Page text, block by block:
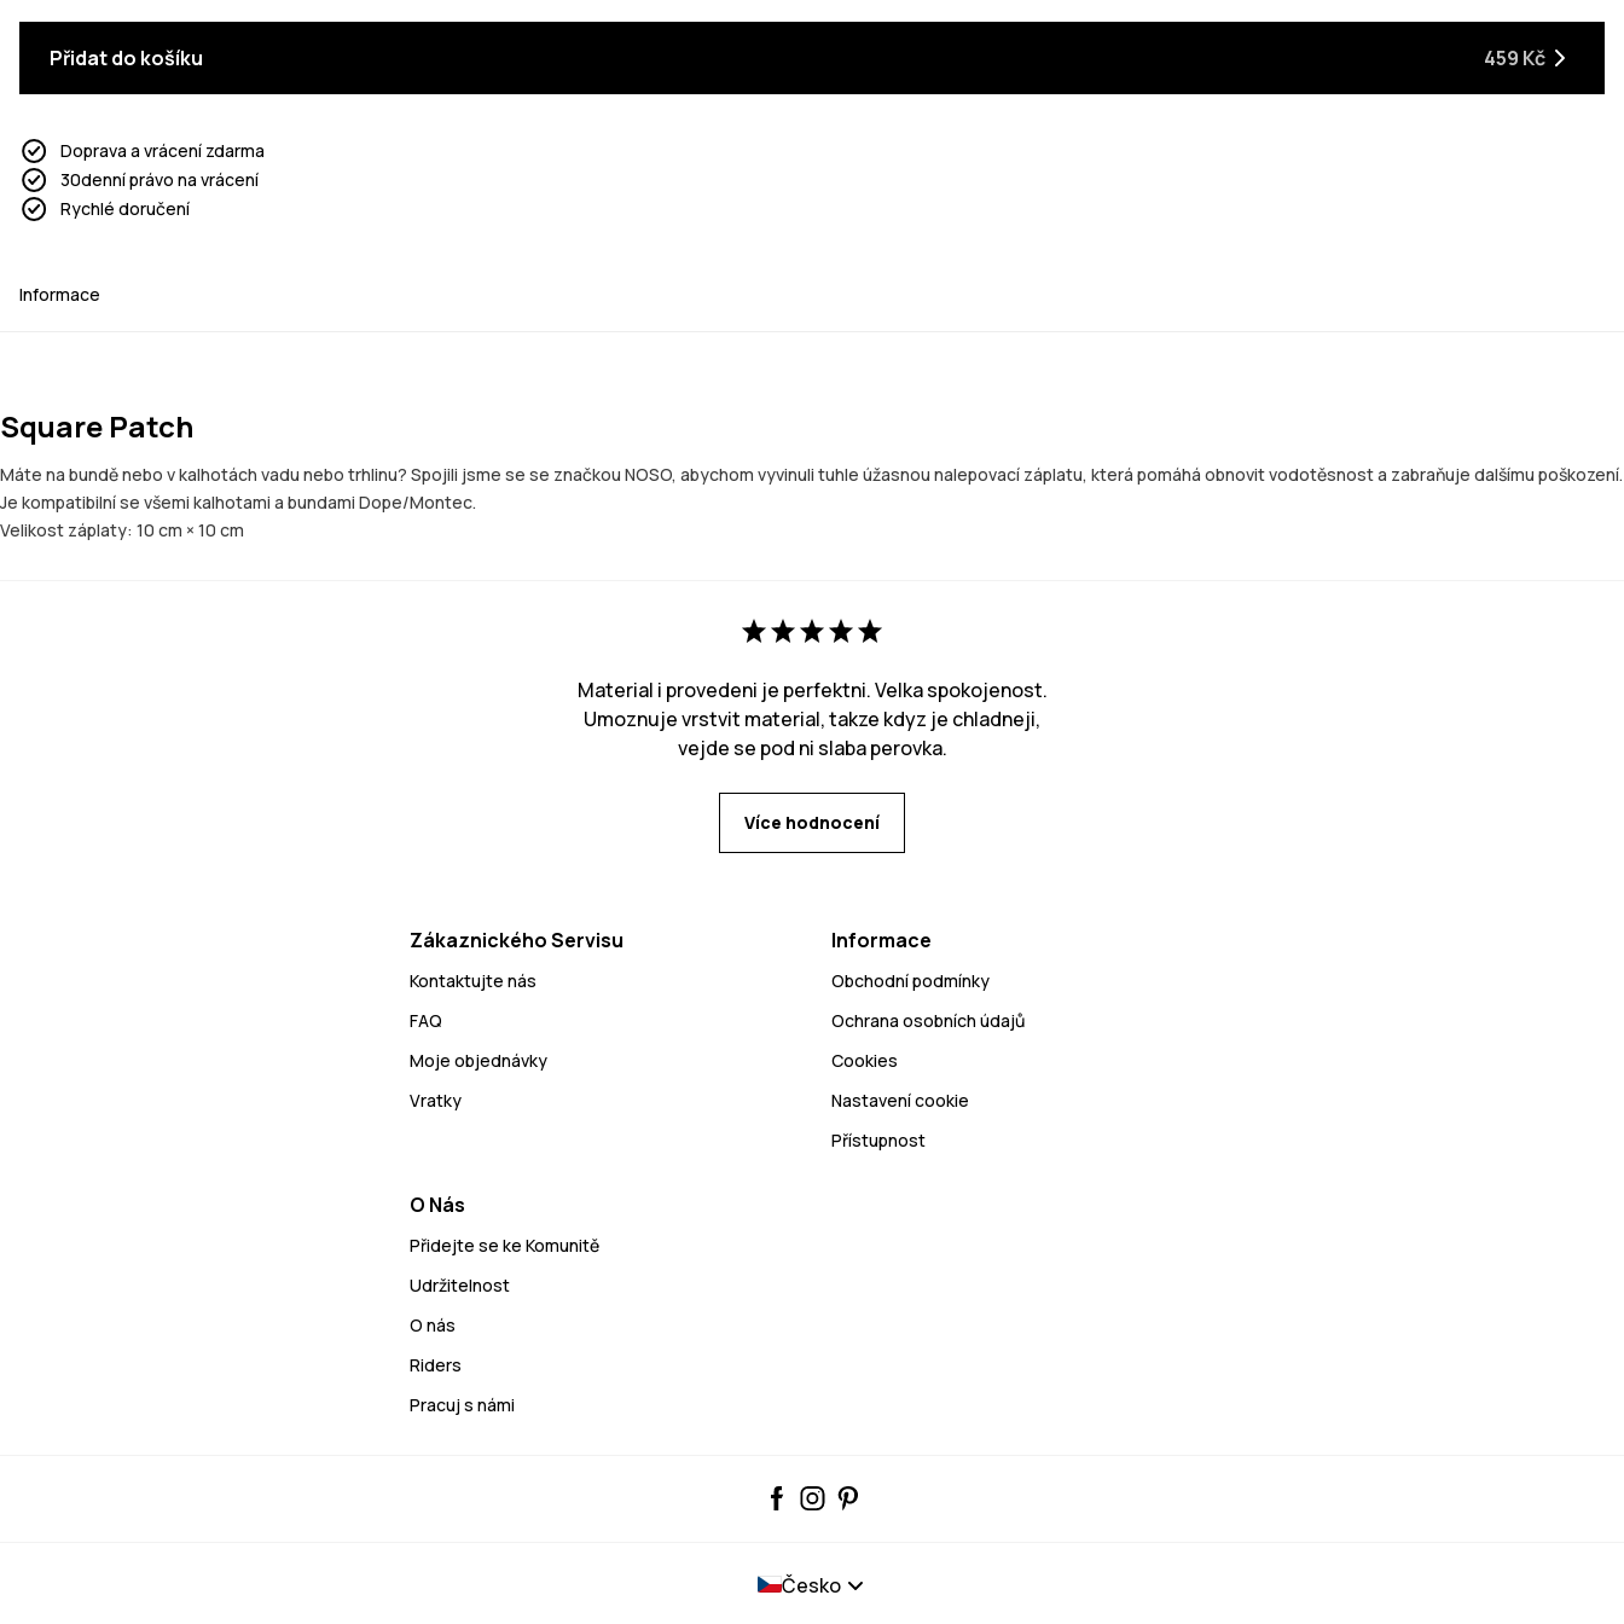
Přidat do košíku 459 Kč
Doprava a vrácení zdarma
30denní právo na vrácení
Rychlé doručení
Informace
Square Patch
Máte na bundě nebo v kalhotách vadu nebo trhlinu? Spojili jsme se se značkou NOSO, abychom vyvinuli tuhle úžasnou nalepovací záplatu, která pomáhá obnovit vodotěsnost a zabraňuje dalšímu poškození.
Je kompatibilní se všemi kalhotami a bundami Dope/Montec.
Velikost záplaty: 10 cm × 10 cm
Material i provedeni je perfektni. Velka spokojenost.
Umoznuje vrstvit material, takze kdyz je chladneji,
vejde se pod ni slaba perovka.
Více hodnocení
Zákaznického Servisu
Kontaktujte nás
FAQ
Moje objednávky
Vratky
Informace
Obchodní podmínky
Ochrana osobních údajů
Cookies
Nastavení cookie
Přístupnost
O Nás
Přidejte se ke Komunitě
Udržitelnost
O nás
Riders
Pracuj s námi
Česko